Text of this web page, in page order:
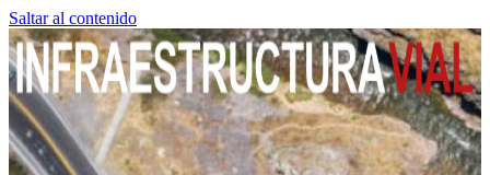
Saltar al contenido